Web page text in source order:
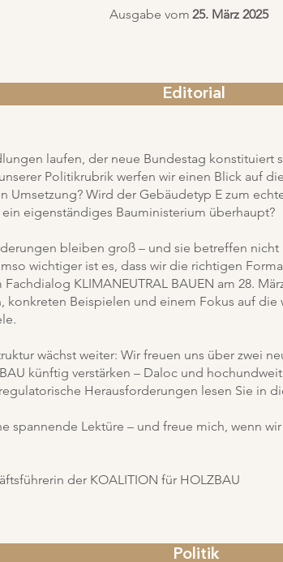
Ausgabe vom 25. März 2025
Editorial
laufen, der neue Bundestag konstituiert
Politikrubrik werfen wir einen Blick auf
Umsetzung? Wird der Gebäudetyp E zum
eigenständiges Bauministerium überhaupt?
bleiben groß – und sie betreffen
wichtiger ist es, dass wir die richtigen
KLIMANEUTRAL BAUEN am 28.
konkreten Beispielen und einem Fokus auf
wächst weiter: Wir freuen uns über zwei
künftig verstärken – Daloc und
Herausforderungen lesen Sie in
spannende Lektüre – und freue mich, wenn
der KOALITION für HOLZBAU
Politik